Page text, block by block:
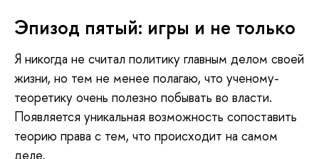
Эпизод пятый: игры и не только
Я никогда не считал политику главным делом своей
жизни, но тем не менее полагаю, что ученому-
теоретику очень полезно побывать во власти.
Появляется уникальная возможность сопоставить
теорию права с тем, что происходит на самом
деле.